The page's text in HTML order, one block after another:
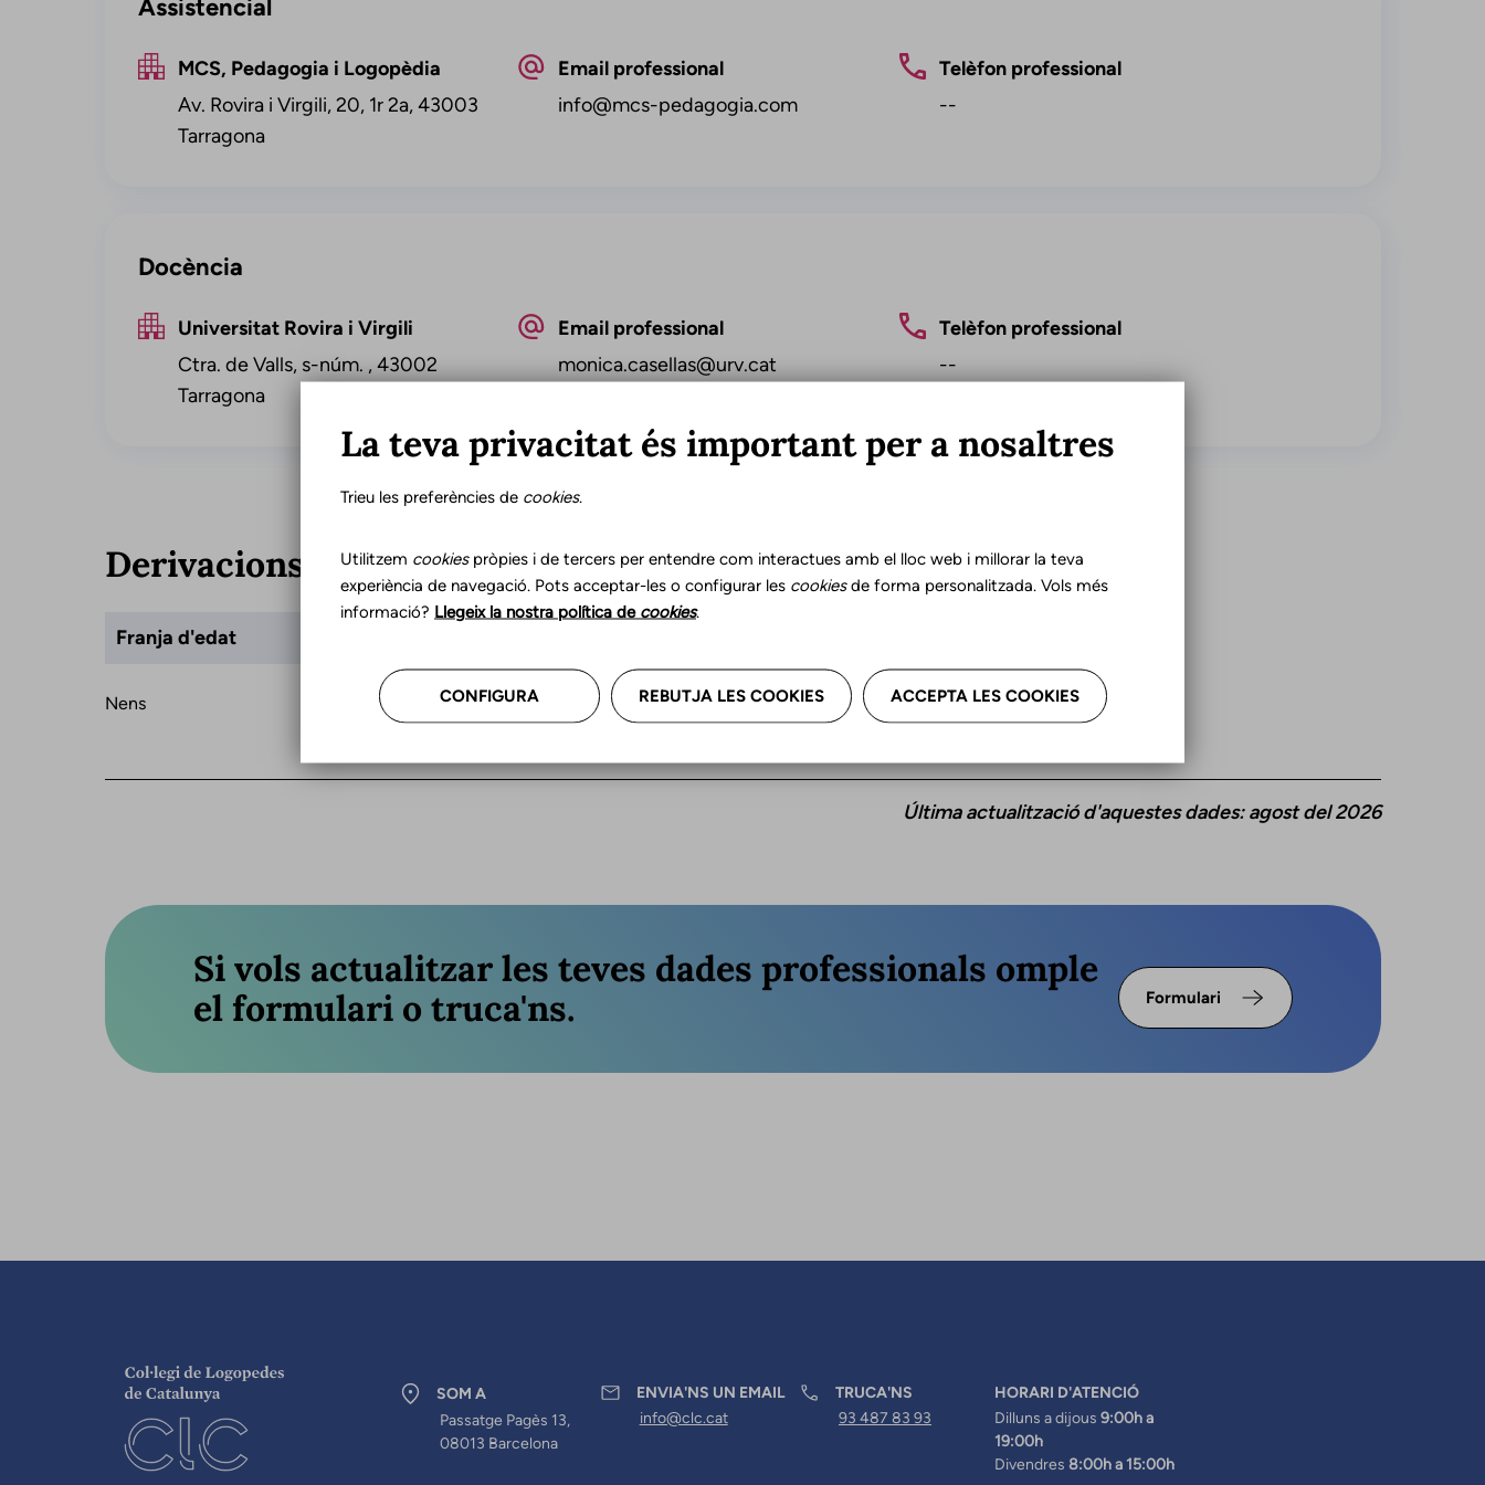
Assistencial
MCS, Pedagogia i Logopèdia
Av. Rovira i Virgili, 20, 1r 2a, 43003
Tarragona
Email professional
info@mcs-pedagogia.com
Telèfon professional
--
Docència
Universitat Rovira i Virgili
Ctra. de Valls, s-núm. , 43002
Tarragona
Email professional
monica.casellas@urv.cat
Telèfon professional
--
Derivacions
Franja d'edat
Nens Català
Última actualització d'aquestes dades: agost del 2026
Si vols actualitzar les teves dades professionals omple
el formulari o truca'ns.
Formulari
SOM A
Passatge Pagès 13,
08013 Barcelona
ENVIA'NS UN EMAIL
info@clc.cat
TRUCA'NS
93 487 83 93
HORARI D'ATENCIÓ
Dilluns a dijous 9:00h a
19:00h
Divendres 8:00h a 15:00h
La teva privacitat és important per a nosaltres
Trieu les preferències de cookies.
Utilitzem cookiespròpies i de tercers per entendre com interactues amb el lloc web i millorar la teva
experiència de navegació. Pots acceptar-les o configurar les cookiesde forma personalitzada. Vols més
informació? Llegeix la nostra política de cookies.
CONFIGURA REBUTJA LES COOKIES ACCEPTA LES COOKIES